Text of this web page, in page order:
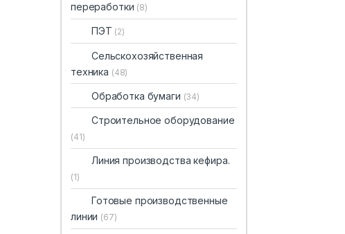
переработки (8)
ПЭТ (2)
Сельскохозяйственная
техника (48)
Обработка бумаги (34)
Строительное оборудование
(41)
Линия производства кефира.
(1)
Готовые производственные
линии (67)